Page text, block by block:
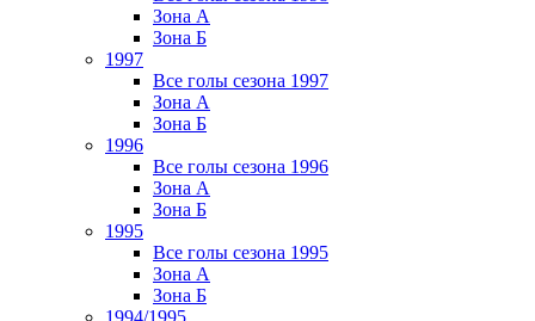
Зона А
Зона Б
1997
Все голы сезона 1997
Зона А
Зона Б
1996
Все голы сезона 1996
Зона А
Зона Б
1995
Все голы сезона 1995
Зона А
Зона Б
1994/1995